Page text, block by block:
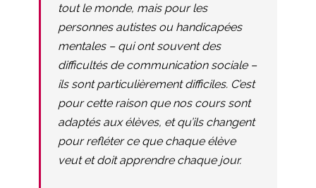
tout le monde, mais pour les
personnes autistes ou handicapées
mentales – qui ont souvent des
difficultés de communication sociale –
ils sont particulièrement difficiles. C’est
pour cette raison que nos cours sont
adaptés aux élèves, et qu’ils changent
pour refléter ce que chaque élève
veut et doit apprendre chaque jour.